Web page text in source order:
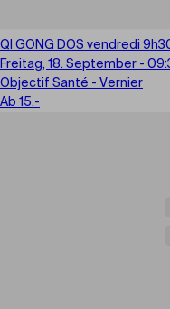
QI GONG DOS vendredi
Freitag, 18. September -
Objectif Santé - Vernier
Ab 15.-